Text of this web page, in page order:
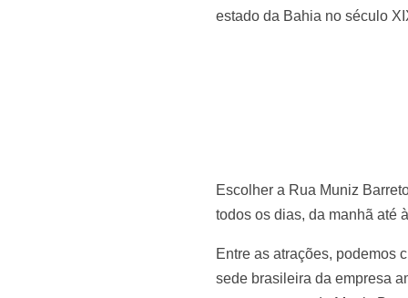
estado da Bahia no século
Escolher a Rua Muniz
todos os dias, da manhã até
Entre as atrações, podemos
sede brasileira da empresa